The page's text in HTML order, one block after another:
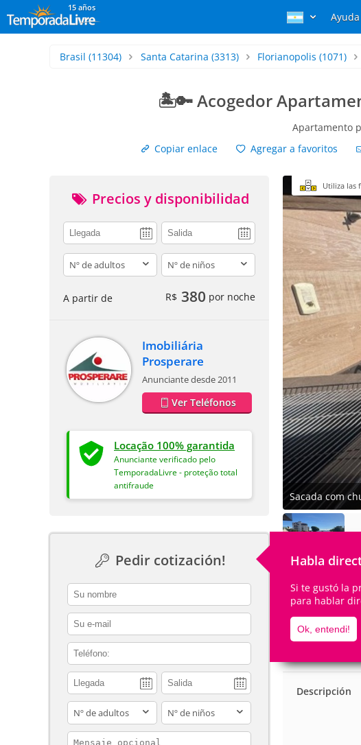
15 años
Ayuda
Brasil (11304) Santa Catarina (3313) Florianopolis (1071)
🏝️🔑 Acogedor
Apartamento
Copiar enlace
Agregar a favoritos
Precios y disponibilidad
adults children
A partir de R$ 380 por noche
Imobiliária
Prosperare
Anunciante desde 2011
Ver Teléfonos
Locação 100% garantida
Anunciante verificado pelo
TemporadaLivre - proteção total
antifraude
Pedir cotización! Habla
Si te gustó la
para hablar
Ok, entendi!
contact_name
contact_email
contact_phone
adults children
contact_message
Utiliza las
Sacada com
5
Descripción